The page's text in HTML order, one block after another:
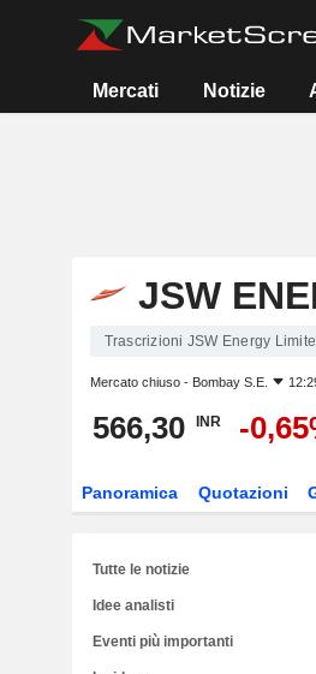
Mercati Notizie
JSW
Trascrizioni JSW Energy
Mercato chiuso - Bombay S.E.
566,30 INR -
Panoramica Quotazioni
Tutte le notizie
Idee analisti
Eventi più importanti